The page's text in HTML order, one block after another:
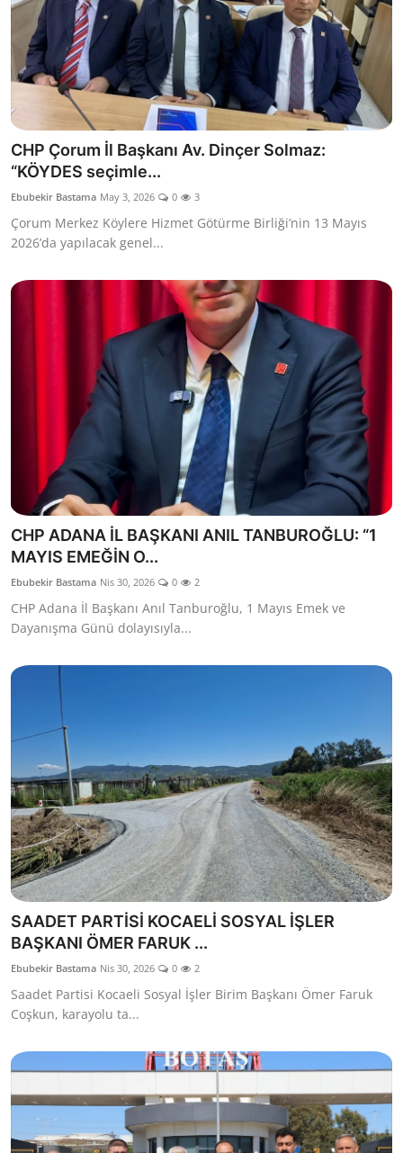
CHP Çorum İl Başkanı Av. Dinçer Solmaz:
“KÖYDES seçimle...
Ebubekir Bastama May 3, 2026 0 3
Çorum Merkez Köylere Hizmet Götürme Birliği’nin 13 Mayıs
2026’da yapılacak genel...
CHP ADANA İL BAŞKANI ANIL TANBUROĞLU: “1
MAYIS EMEĞİN O...
Ebubekir Bastama Nis 30, 2026 0 2
CHP Adana İl Başkanı Anıl Tanburoğlu, 1 Mayıs Emek ve
Dayanışma Günü dolayısıyla...
SAADET PARTİSİ KOCAELİ SOSYAL İŞLER
BAŞKANI ÖMER FARUK ...
Ebubekir Bastama Nis 30, 2026 0 2
Saadet Partisi Kocaeli Sosyal İşler Birim Başkanı Ömer Faruk
Coşkun, karayolu ta...